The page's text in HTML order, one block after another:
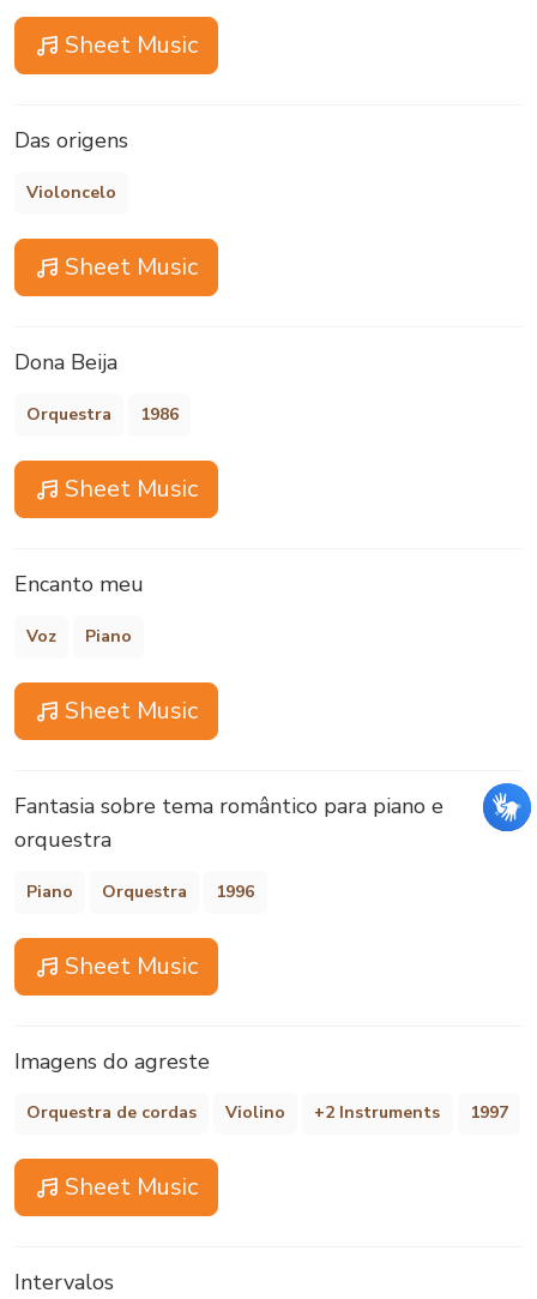
Sheet Music
Das origens
Violoncelo
Sheet Music
Dona Beija
Orquestra 1986
Sheet Music
Encanto meu
Voz Piano
Sheet Music
Fantasia sobre tema romântico para piano e
orquestra
Piano Orquestra 1996
Sheet Music
Imagens do agreste
Orquestra de cordas Violino +2 Instruments 1997
Sheet Music
Intervalos